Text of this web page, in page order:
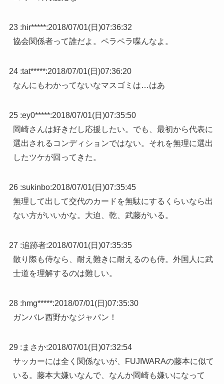
23 :hir*****:2018/07/01(日)07:36:32
協会関係者って誰だよ。ペラペラ喋んなよ。
24 :tat*****:2018/07/01(日)07:36:20
なんにもわかってないなマスゴミは…はあ
25 :ey0*****:2018/07/01(日)07:35:50
岡崎さんは好きだし応援したい。でも、最初から代表に
選出されるコンディションではない。それを無理に選出
したツケが回ってきた。
26 :sukinbo:2018/07/01(日)07:35:45
無理して出して交代のカードを無駄にするくらいなら出
ない方がいいかな。大迫、乾、武藤がいる。
27 :追跡者:2018/07/01(日)07:35:35
散り際も侍なら、耐え難きに耐えるのも侍。外国人に武
士道を理解するのは難しい。
28 :hmg*****:2018/07/01(日)07:35:30
ガンバレ西野かなジャパン！
29 : まさか:2018/07/01(日)07:32:54
サッカーには全く関係ないが、FUJIWARAの藤本に似て
いる。藤本大嫌いなんで、なんか岡崎も嫌いになって